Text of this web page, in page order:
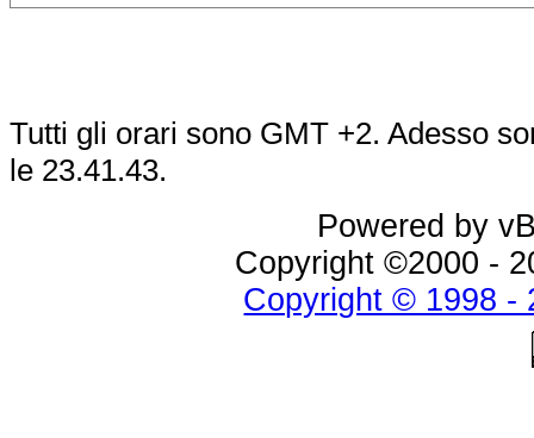
Tutti gli orari sono GMT +2. Adesso
le 23.41.43.
Powered by
Copyright ©2000 -
Copyright © 1998 -